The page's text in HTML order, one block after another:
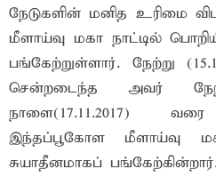
நேடுகளின் மனித உரிமை
மீளாய்வு மகா நாட்டில்
பங்கேற்றுள்ளார். நேற்று
சென்றடைந்த அவர்
நாளை(17.11.2017)
இந்தப்பூகோள மீளாய்வு
சுயாதீனமாகப்